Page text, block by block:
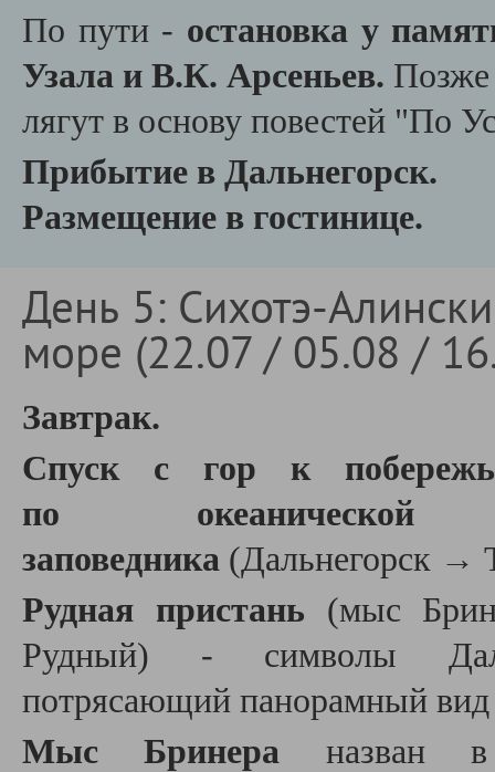
По пути - остановка у
Узала и В.К. Арсеньев. Позже
лягут в основу повестей "По
Прибытие в Дальнегорск.
Размещение в гостинице.
День 5: Сихотэ-
море (22.07 / 05.08 /
Завтрак.
Спуск с гор к
по
заповедника (Дальнегорск →
Рудная пристань (мыс
Рудный) - символы
потрясающий панорамный
Мыс Бринера назван в